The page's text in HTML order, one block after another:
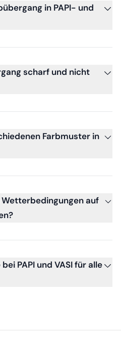
in PAPI- und
scharf und nicht
Farbmuster in
Wetterbedingungen auf
PAPI und VASI für alle